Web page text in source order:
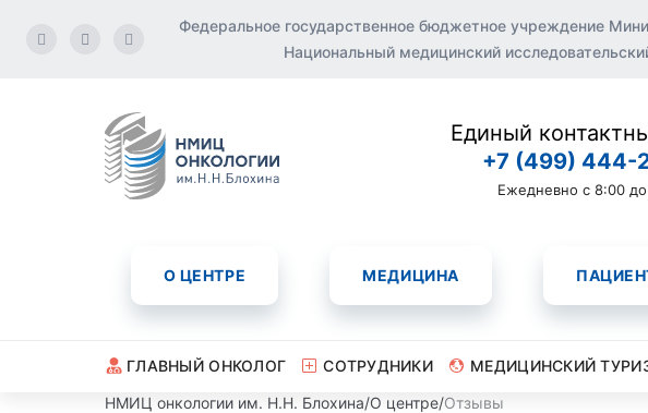
Федеральное государственное бюджетное учреждение
Национальный медицинский
Единый
+7 (499) 444-
Ежедневно с 8:00
О ЦЕНТРЕ МЕДИЦИНА
ГЛАВНЫЙ ОНКОЛОГ СОТРУДНИКИ МЕДИЦИНСКИЙ
НМИЦ онкологии им. Н.Н. Блохина/О центре/Отзывы